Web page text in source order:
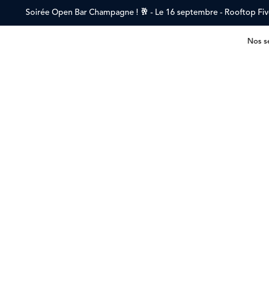
Soirée Open Bar Champagne ! 🥂 - Le 16 septembre - Rooftop
Nos